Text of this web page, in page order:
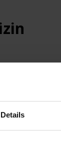
Details
Hotel. Mit
präventiven
Einem
kann